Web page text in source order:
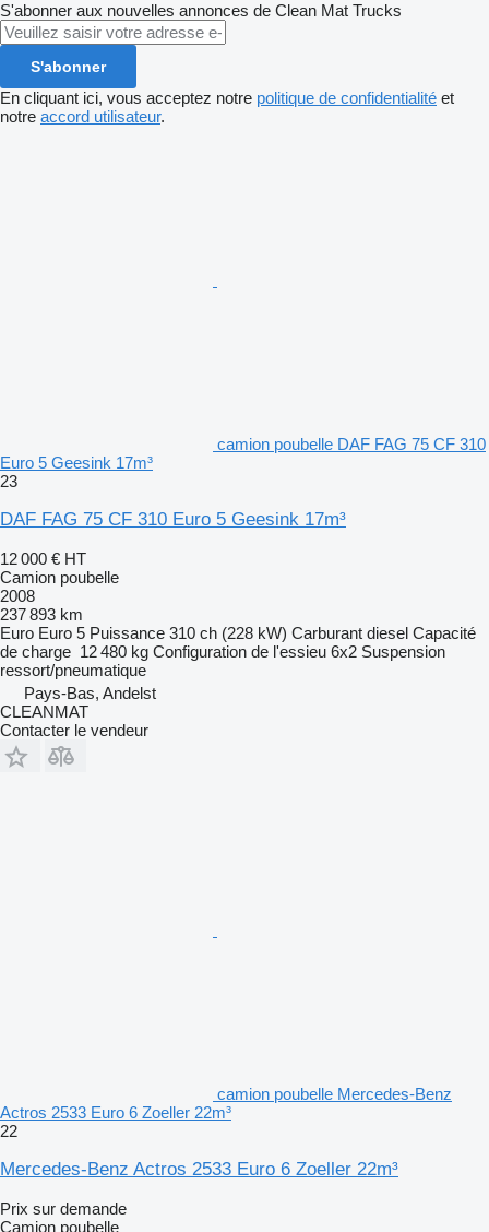
S'abonner aux nouvelles annonces de Clean Mat Trucks
S'abonner
En cliquant ici, vous acceptez notre politique de confidentialité et
notre accord utilisateur.
camion poubelle DAF FAG 75 CF 310
Euro 5 Geesink 17m³
23
DAF FAG 75 CF 310 Euro 5 Geesink 17m³
12 000 € HT
Camion poubelle
2008
237 893 km
Euro Euro 5 Puissance 310 ch (228 kW) Carburant diesel Capacité
de charge 12 480 kg Configuration de l'essieu 6x2 Suspension
ressort/pneumatique
Pays-Bas, Andelst
CLEANMAT
Contacter le vendeur
camion poubelle Mercedes-Benz
Actros 2533 Euro 6 Zoeller 22m³
22
Mercedes-Benz Actros 2533 Euro 6 Zoeller 22m³
Prix sur demande
Camion poubelle